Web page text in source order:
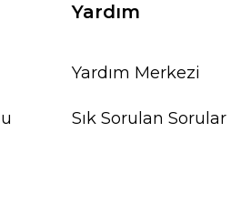
Yardım
Yardım Merkezi
Sık Sorulan Sorular